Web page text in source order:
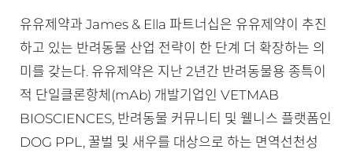
유유제약과 James & Ella 파트너십은 유유제약이 추진
하고 있는 반려동물 산업 전략이 한 단계 더 확장하는 의
미를 갖는다. 유유제약은 지난 2년간 반려동물용 종특이
적 단일클론항체(mAb) 개발기업인 VETMAB
BIOSCIENCES, 반려동물 커뮤니티 및 웰니스 플랫폼인
DOG PPL, 꿀벌 및 새우를 대상으로 하는 면역선천성